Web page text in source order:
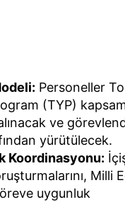
Personeller
(TYP)
ve
yürütülecek.
Koordinasyonu:
Milli
uygunluk